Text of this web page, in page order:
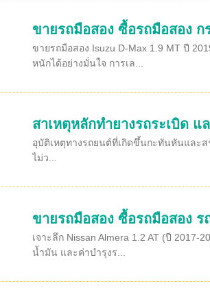
ขายรถมือสอง ซื้อรถมือสอง
ขายรถมือสอง Isuzu D-Max 1.9 MT ปี
หนักได้อย่างมั่นใจ การเล...
สาเหตุหลักทำยางรถระเบิด แ
อุบัติเหตุทางรถยนต์ที่เกิดขึ้นกะทันหันและส
ไม่ว...
ขายรถมือสอง ซื้อรถมือสอง ร
เจาะลึก Nissan Almera 1.2 AT (ปี
น้ำมัน และค่าบำรุงร...